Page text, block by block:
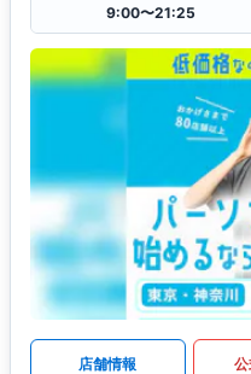
9:00〜21:25
店舗情報 公